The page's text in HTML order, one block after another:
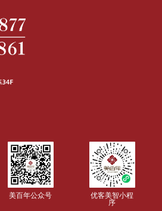
美百年公众号
优客美智小程
序